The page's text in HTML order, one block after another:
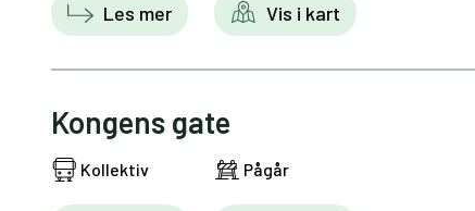
Les mer Vis i kart
Kongens gate
Kollektiv Pågår